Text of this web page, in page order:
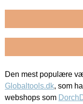
Den mest populære
Globaltools.dk, som
webshops som